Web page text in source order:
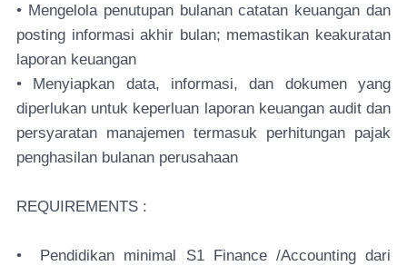
• Mengelola penutupan bulanan catatan keuangan dan
posting informasi akhir bulan; memastikan keakuratan
laporan keuangan
• Menyiapkan data, informasi, dan dokumen yang
diperlukan untuk keperluan laporan keuangan audit dan
persyaratan manajemen termasuk perhitungan pajak
penghasilan bulanan perusahaan
REQUIREMENTS :
• Pendidikan minimal S1 Finance /Accounting dari